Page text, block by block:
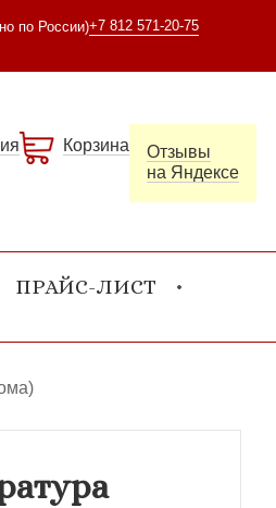
по России)+7 812 571-20-75
Корзина
Отзывы
на Яндексе
ПРАЙС-ЛИСТ